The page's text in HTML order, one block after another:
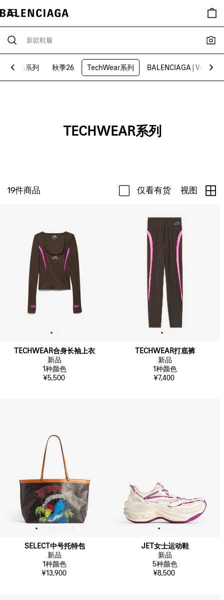
七夕26系列 秋季26 TechWear系列 BALENCIAGA | WFP 26
TECHWEAR系列
19件商品 仅看有货 视图
TECHWEAR合身长袖上衣
新品
1种颜色
¥5,500
TECHWEAR打底裤
新品
1种颜色
¥7,400
SELECT中号托特包
新品
1种颜色
¥13,900
JET女士运动鞋
新品
5种颜色
¥8,500